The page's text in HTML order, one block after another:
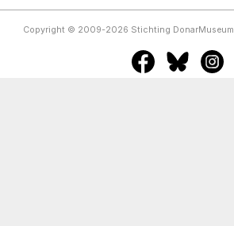
Copyright © 2009-2026 Stichting DonarMuseum